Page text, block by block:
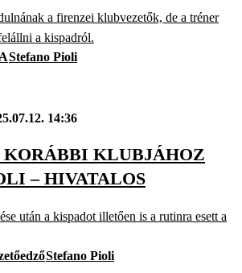
a firenzei klubvezetők, de a tréner
a kispadról.
Stefano Pioli
14:36
KORÁBBI KLUBJÁHOZ
– HIVATALOS
után a kispadot illetően is a rutinra esett a
Stefano Pioli